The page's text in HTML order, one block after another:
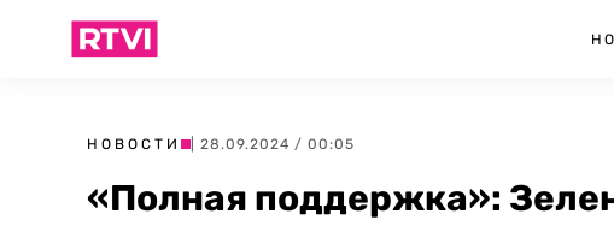
НОВОСТИ | 28.09.2024 / 00:05
«Полная поддержка»: